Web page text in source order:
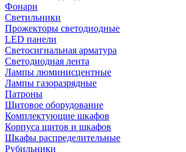
Фонари
Светильники
Прожекторы светодиодные
LED панели
Светосигнальная арматура
Светодиодная лента
Лампы люминисцентные
Лампы газоразрядные
Патроны
Щитовое оборудование
Комплектующие шкафов
Корпуса щитов и шкафов
Шкафы распределительные
Рубильники